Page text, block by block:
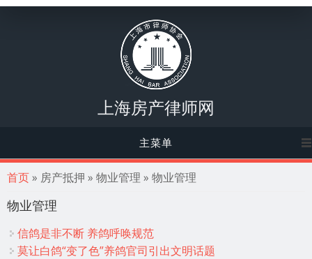
上海房产律师网
主菜单
你在这里
首页» 房产抵押 » 物业管理 » 物业管理
物业管理
信鸽是非不断 养鸽呼唤规范
莫让白鸽“变了色”养鸽官司引出文明话题